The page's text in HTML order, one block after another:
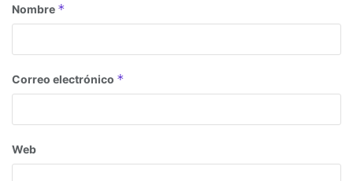
Nombre *
Correo electrónico *
Web